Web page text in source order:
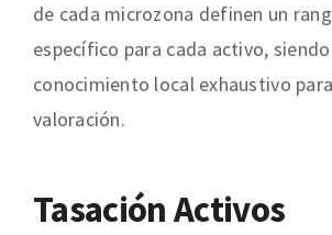
de cada microzona definen un
específico para cada activo,
conocimiento local exhaustivo
valoración.
Tasación Activos